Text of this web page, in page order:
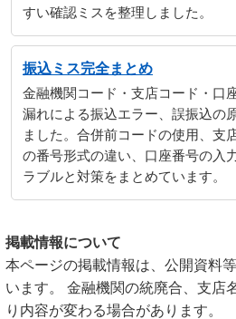
すい確認ミスを整理しました。
振込ミス完全まとめ
金融機関コード・支店コード・口
漏れによる振込エラー、誤振込の
ました。合併前コードの使用、支
の番号形式の違い、口座番号の入
ラブルと対策をまとめています。
掲載情報について
本ページの掲載情報は、公開資料
います。 金融機関の統廃合、支店
り内容が変わる場合があります。